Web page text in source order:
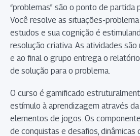
“problemas” são o ponto de partida
Você resolve as situações-
estudos e sua cognição é
resolução criativa. As atividades
e ao final o grupo entrega o
de solução para o problema.
O curso é gamificado
estímulo à aprendizagem através
elementos de jogos. Os
de conquistas e desafios, dinâmicas